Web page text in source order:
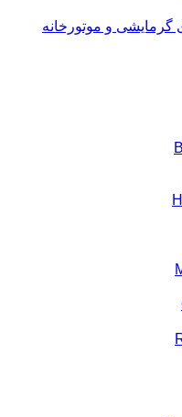
و موتورخانه